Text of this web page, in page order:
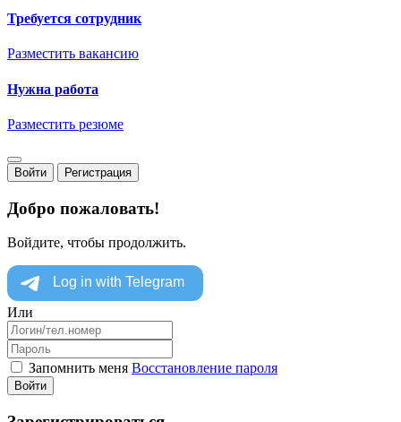
Требуется сотрудник
Разместить вакансию
Нужна работа
Разместить резюме
Войти Регистрация
Добро пожаловать!
Войдите, чтобы продолжить.
Или
Запомнить меня Восстановление пароля
Войти